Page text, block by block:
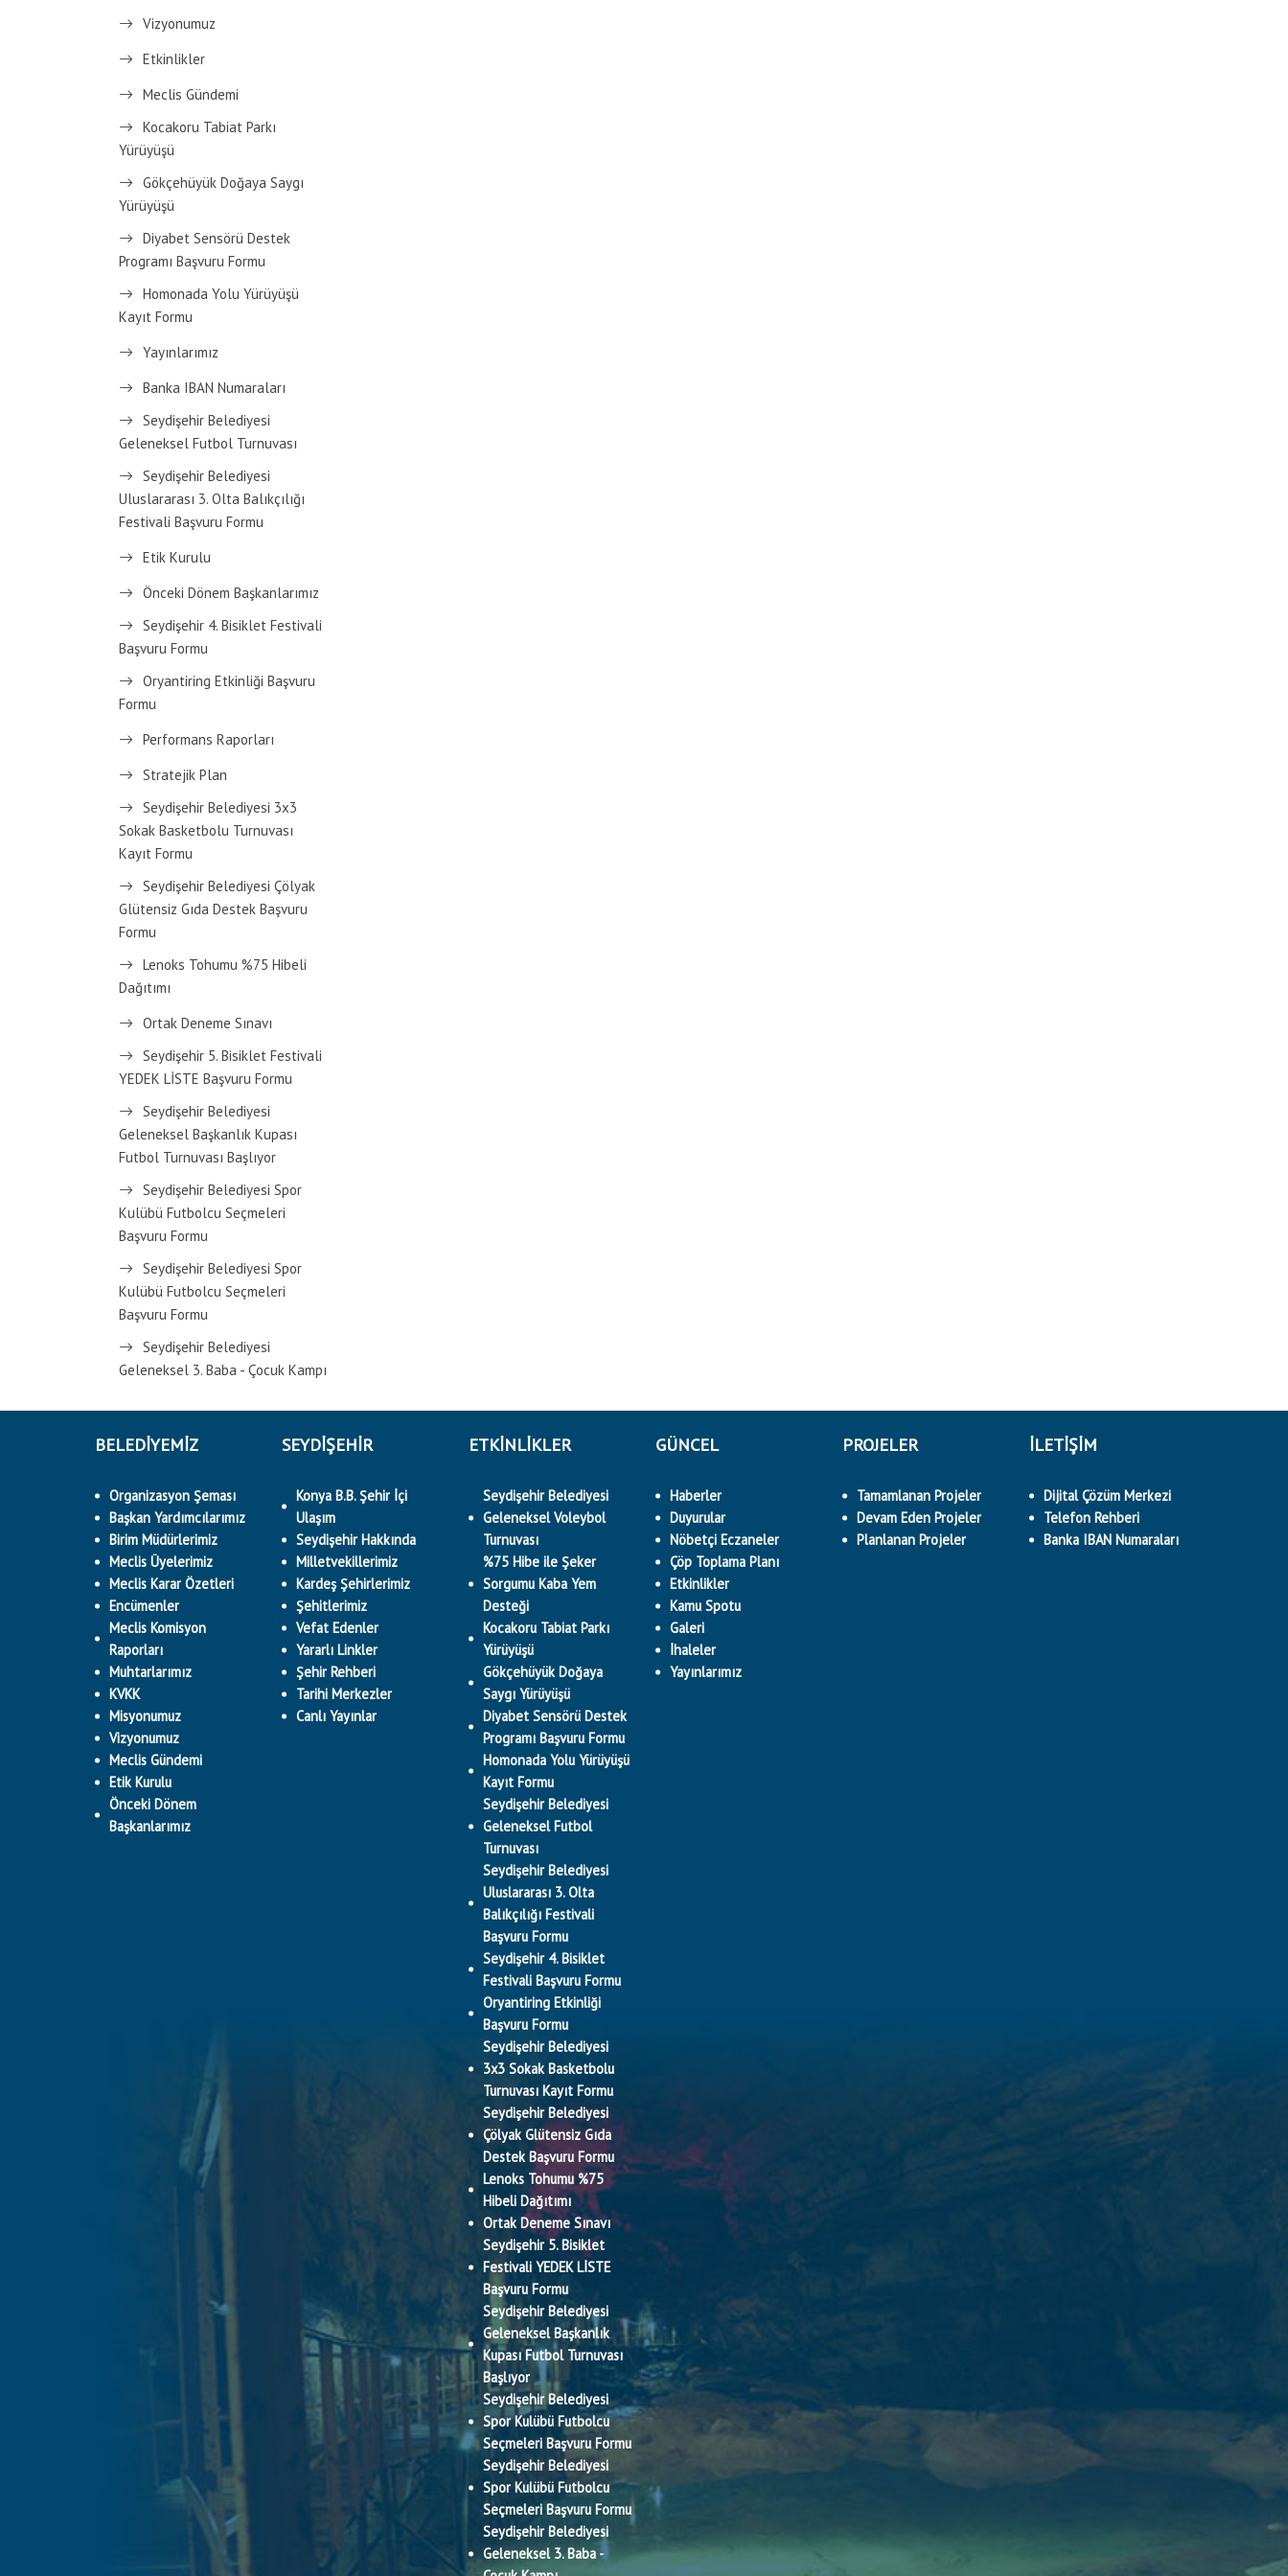
Vizyonumuz
Etkinlikler
Meclis Gündemi
Kocakoru Tabiat Parkı
Yürüyüşü
Gökçehüyük Doğaya Saygı
Yürüyüşü
Diyabet Sensörü Destek
Programı Başvuru Formu
Homonada Yolu Yürüyüşü
Kayıt Formu
Yayınlarımız
Banka IBAN Numaraları
Seydişehir Belediyesi
Geleneksel Futbol Turnuvası
Seydişehir Belediyesi
Uluslararası 3. Olta Balıkçılığı
Festivali Başvuru Formu
Etik Kurulu
Önceki Dönem Başkanlarımız
Seydişehir 4. Bisiklet Festivali
Başvuru Formu
Oryantiring Etkinliği Başvuru
Formu
Performans Raporları
Stratejik Plan
Seydişehir Belediyesi 3x3
Sokak Basketbolu Turnuvası
Kayıt Formu
Seydişehir Belediyesi Çölyak
Glütensiz Gıda Destek Başvuru
Formu
Lenoks Tohumu %75 Hibeli
Dağıtımı
Ortak Deneme Sınavı
Seydişehir 5. Bisiklet Festivali
YEDEK LİSTE Başvuru Formu
Seydişehir Belediyesi
Geleneksel Başkanlık Kupası
Futbol Turnuvası Başlıyor
Seydişehir Belediyesi Spor
Kulübü Futbolcu Seçmeleri
Başvuru Formu
Seydişehir Belediyesi Spor
Kulübü Futbolcu Seçmeleri
Başvuru Formu
Seydişehir Belediyesi
Geleneksel 3. Baba - Çocuk Kampı
BELEDİYEMİZ
Organizasyon Şeması
Başkan Yardımcılarımız
Birim Müdürlerimiz
Meclis Üyelerimiz
Meclis Karar Özetleri
Encümenler
Meclis Komisyon
Raporları
Muhtarlarımız
KVKK
Misyonumuz
Vizyonumuz
Meclis Gündemi
Etik Kurulu
Önceki Dönem
Başkanlarımız
SEYDİŞEHİR
Konya B.B. Şehir İçi
Ulaşım
Seydişehir Hakkında
Milletvekillerimiz
Kardeş Şehirlerimiz
Şehitlerimiz
Vefat Edenler
Yararlı Linkler
Şehir Rehberi
Tarihi Merkezler
Canlı Yayınlar
ETKINLIKLER
Seydişehir Belediyesi
Geleneksel Voleybol
Turnuvası
%75 Hibe ile Şeker
Sorgumu Kaba Yem
Desteği
Kocakoru Tabiat Parkı
Yürüyüşü
Gökçehüyük Doğaya
Saygı Yürüyüşü
Diyabet Sensörü Destek
Programı Başvuru Formu
Homonada Yolu Yürüyüşü
Kayıt Formu
Seydişehir Belediyesi
Geleneksel Futbol
Turnuvası
Seydişehir Belediyesi
Uluslararası 3. Olta
Balıkçılığı Festivali
Başvuru Formu
Seydişehir 4. Bisiklet
Festivali Başvuru Formu
Oryantiring Etkinliği
Başvuru Formu
Seydişehir Belediyesi
3x3 Sokak Basketbolu
Turnuvası Kayıt Formu
Seydişehir Belediyesi
Çölyak Glütensiz Gıda
Destek Başvuru Formu
Lenoks Tohumu %75
Hibeli Dağıtımı
Ortak Deneme Sınavı
Seydişehir 5. Bisiklet
Festivali YEDEK LİSTE
Başvuru Formu
Seydişehir Belediyesi
Geleneksel Başkanlık
Kupası Futbol Turnuvası
Başlıyor
Seydişehir Belediyesi
Spor Kulübü Futbolcu
Seçmeleri Başvuru Formu
Seydişehir Belediyesi
Spor Kulübü Futbolcu
Seçmeleri Başvuru Formu
Seydişehir Belediyesi
Geleneksel 3. Baba -
GÜNCEL
Haberler
Duyurular
Nöbetçi Eczaneler
Çöp Toplama Planı
Etkinlikler
Kamu Spotu
Galeri
İhaleler
Yayınlarımız
PROJELER
Tamamlanan Projeler
Devam Eden Projeler
Planlanan Projeler
İLETİŞİM
Dijital Çözüm Merkezi
Telefon Rehberi
Banka IBAN Numaraları